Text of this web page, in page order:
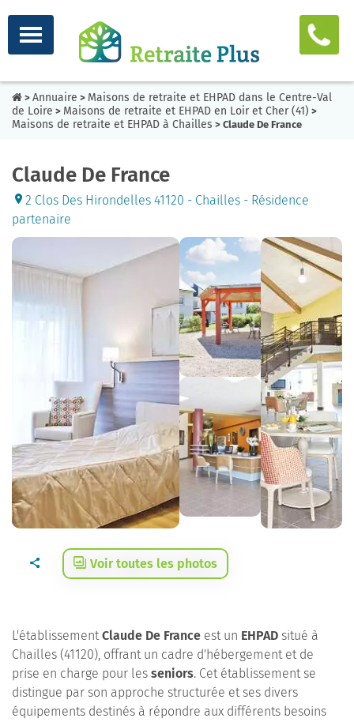
> Annuaire > Maisons de retraite et EHPAD dans le Centre-Val
de Loire > Maisons de retraite et EHPAD en Loir et Cher (41) >
Maisons de retraite et EHPAD à Chailles > Claude De France
Claude De France
2 Clos Des Hirondelles 41120 - Chailles - Résidence
partenaire
Voir toutes les photos
L'établissementClaude De France est un EHPAD situé à
Chailles (41120), offrant un cadre d'hébergement et de
prise en charge pour les seniors. Cet établissement se
distingue par son approche structurée et ses divers
équipements destinés à répondre aux différents besoins